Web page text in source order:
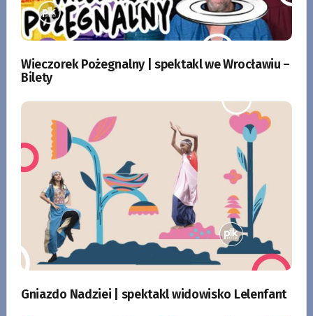
Wieczorek Pożegnalny | spektakl we Wrocławiu –
Bilety
Gniazdo Nadziei | spektakl widowisko Lelenfant